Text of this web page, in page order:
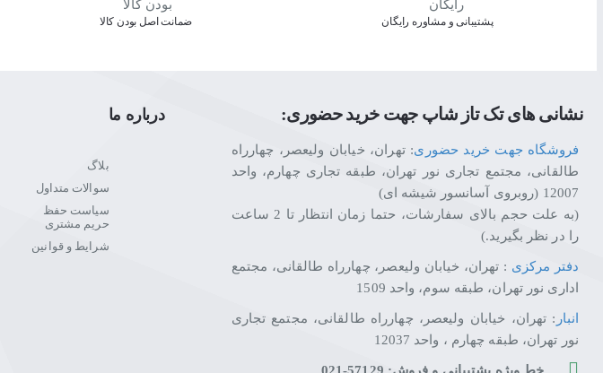
پشتیبانی و مشاوره رایگان ﺿﻤﺎﻧﺖ اﺻﻞ ﺑﻮدن ﮐﺎﻟﺎ
نشانی های تک تاز شاپ جهت خرید حضوری:
فروشگاه جهت خرید حضوری: تهران، خیابان ولیعصر، چهارراه
طالقانی، مجتمع تجاری نور تهران، طبقه تجاری چهارم، واحد
12007 (روبروی آسانسور شیشه ای)
(به علت حجم بالای سفارشات، حتما زمان انتظار تا 2 ساعت
را در نظر بگیرید.)
دفتر مرکزی : تهران، خیابان ولیعصر، چهارراه طالقانی، مجتمع
اداری نور تهران، طبقه سوم، واحد 1509
انبار : تهران، خیابان ولیعصر، چهارراه طالقانی، مجتمع تجاری
نور تهران، طبقه چهارم ، واحد 12037
درباره ما
بلاگ
سوالات متداول
سیاست حفظ
حریم مشتری
شرایط و قوانین